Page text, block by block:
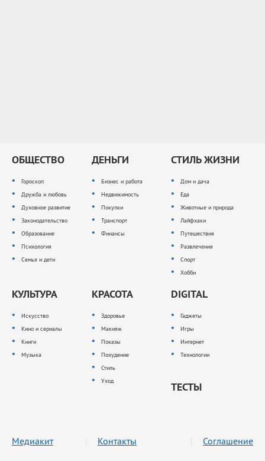
ОБЩЕСТВО
Гороскоп
Дружба и любовь
Духовное развитие
Законодательство
Образование
Психология
Семья и дети
ДЕНЬГИ
Бизнес и работа
Недвижимость
Покупки
Транспорт
Финансы
СТИЛЬ ЖИЗНИ
Дом и дача
Еда
Животные и природа
Лайфхаки
Путешествия
Развлечения
Спорт
Хобби
КУЛЬТУРА
Искусство
Кино и сериалы
Книги
Музыка
КРАСОТА
Здоровье
Макияж
Показы
Похудение
Стиль
Уход
DIGITAL
Гаджеты
Игры
Интернет
Технологии
ТЕСТЫ
Медиакит Контакты Соглашение